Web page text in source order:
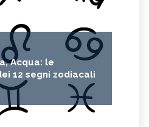
Acqua: le
12 segni zodiacali